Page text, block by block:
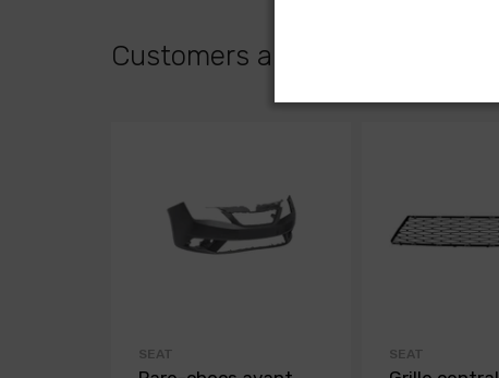
Customers albo bought
SEAT SEAT